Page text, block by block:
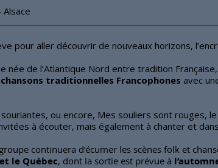
pour aller découvrir de nouveaux horizons,
née de l’Atlantique Nord entre tradition
chansons traditionnelles Francophones avec
ou encore, Mes souliers sont rouges,
à écouter, mais également à chanter et
continuera d’écumer les scènes folk et
le Québec, dont la sortie est prévue à